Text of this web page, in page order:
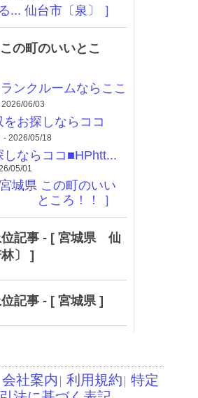
... 仙台市〔泉〕 ］
の町のいいとこ
ンクルームならここ
2026/06/03
お探しならココ
- 2026/05/18
ならココ■HPhtt...
05/01
城県 この町のいい
ところ！！ ］
位記事 - [ 宮城県 仙
〕 ]
記事 - [ 宮城県 ]
会社案内 利用規約 特定